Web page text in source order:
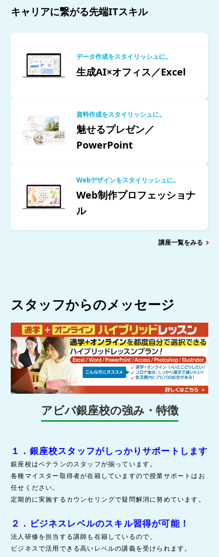
キャリアに繋がる先端ITスキル
データ作成をスタイリッシュに。
生成AI×オフィス／Excel
資料作成をスタイリッシュに。
魅せるプレゼン／
PowerPoint
Webデザインをスタイリッシュに。
Web制作プロフェッショナ
ル
講座一覧をみる
スタッフからのメッセージ
アビバ銀座校の強み・特徴
１．銀座校スタッフがしっかりサポートします
銀座校はベテランのスタッフが揃っています。
各種マイスター取得者が在籍していますので授業サポートはお
任せください。
定期的に実施するカウンセリングで疑問解消に努めています。
２．ビジネスレベルのスキル習得が可能！
法人研修を担当する講師も在籍しているので、
ビジネスで活用できる高いレベルの講義を受けられます。